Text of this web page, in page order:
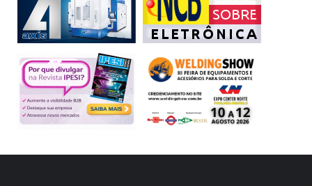
Portanto, à medida que as empresas incorporam novas
tecnologias, a robótica colaborativa desempenha um papel
crucial na transição para uma indústria mais sustentável e
centrada no ser humano. Vale destacar, inclusive, que com
a adesão global dos cobots, a tendência é que o setor
industrial volte a atrair trabalhadores e crescer.